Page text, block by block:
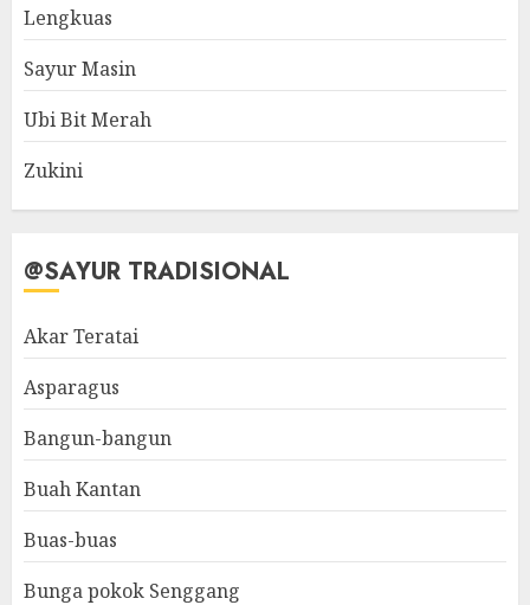
Lengkuas
Sayur Masin
Ubi Bit Merah
Zukini
@SAYUR TRADISIONAL
Akar Teratai
Asparagus
Bangun-bangun
Buah Kantan
Buas-buas
Bunga pokok Senggang